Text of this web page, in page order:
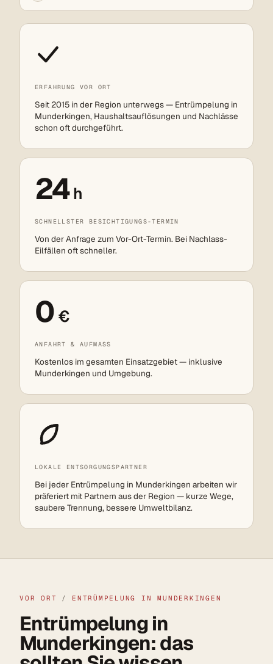
ERFAHRUNG VOR ORT
Seit 2015 in der Region unterwegs — Entrümpelung in
Munderkingen, Haushaltsauflösungen und Nachlässe
schon oft durchgeführt.
24h
SCHNELLSTER BESICHTIGUNGS-TERMIN
Von der Anfrage zum Vor-Ort-Termin. Bei Nachlass-
Eilfällen oft schneller.
0 €
ANFAHRT & AUFMASS
Kostenlos im gesamten Einsatzgebiet — inklusive
Munderkingen und Umgebung.
LOKALE ENTSORGUNGSPARTNER
Bei jeder Entrümpelung in Munderkingen arbeiten wir
präferiert mit Partnern aus der Region — kurze Wege,
saubere Trennung, bessere Umweltbilanz.
VOR ORT / ENTRÜMPELUNG IN MUNDERKINGEN
Entrümpelung in
Munderkingen: das